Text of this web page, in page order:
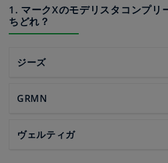
1. マークXのモデリスタコンプリ
ちどれ？
ジーズ
GRMN
ヴェルティガ